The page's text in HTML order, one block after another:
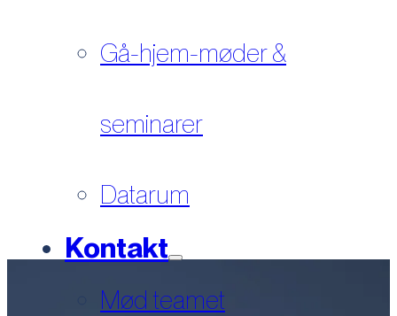
Gå-hjem-møder &
seminarer
Datarum
Kontakt
Mød teamet